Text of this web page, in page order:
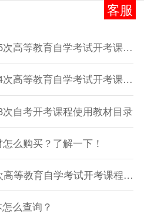
2026年上半年云南省第95次高等教育自学考试开考课程使用教材目录
2025年下半年云南省第94次高等教育自学考试开考课程使用教材目录
自考开考课程使用教材目录
么购买？了解一下！
2023年10月云南省第90次高等教育自学考试开考课程使用教材目录
么查询？
客服